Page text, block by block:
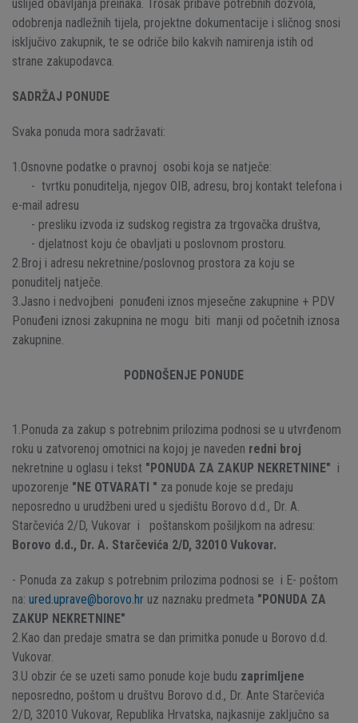
uslijed obavljanja preinaka. Trošak pribave potrebnih dozvola,
odobrenja nadležnih tijela, projektne dokumentacije i sličnog snosi
isključivo zakupnik, te se odriče bilo kakvih namirenja istih od
strane zakupodavca.
SADRŽAJ PONUDE
Svaka ponuda mora sadržavati:
1.Osnovne podatke o pravnoj osobi koja se natječe:
- tvrtku ponuditelja, njegov OIB, adresu, broj kontakt telefona i
e-mail adresu
- presliku izvoda iz sudskog registra za trgovačka društva,
- djelatnost koju će obavljati u poslovnom prostoru.
2.Broj i adresu nekretnine/poslovnog prostora za koju se
ponuditelj natječe.
3.Jasno i nedvojbeni ponuđeni iznos mjesečne zakupnine + PDV
Ponuđeni iznosi zakupnina ne mogu biti manji od početnih iznosa
zakupnine.
PODNOŠENJE PONUDE
1.Ponuda za zakup s potrebnim prilozima podnosi se u utvrđenom
roku u zatvorenoj omotnici na kojoj je naveden redni broj
nekretnine u oglasu i tekst "PONUDA ZA ZAKUP NEKRETNINE" i
upozorenje "NE OTVARATI " za ponude koje se predaju
neposredno u urudžbeni ured u sjedištu Borovo d.d., Dr. A.
Starčevića 2/D, Vukovar i poštanskom pošiljkom na adresu:
Borovo d.d., Dr. A. Starčevića 2/D, 32010 Vukovar.
- Ponuda za zakup s potrebnim prilozima podnosi se i E- poštom
na: ured.uprave@borovo.hr uz naznaku predmeta "PONUDA ZA
ZAKUP NEKRETNINE"
2.Kao dan predaje smatra se dan primitka ponude u Borovo d.d.
Vukovar.
3.U obzir će se uzeti samo ponude koje budu zaprimljene
neposredno, poštom u društvu Borovo d.d., Dr. Ante Starčevića
2/D, 32010 Vukovar, Republika Hrvatska, najkasnije zaključno sa